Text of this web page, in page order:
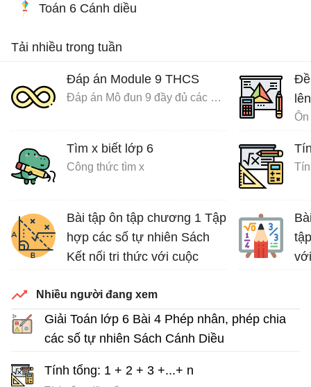
Toán 6 Cánh diều
Tải nhiều trong tuần
Đáp án Module 9 THCS
Đáp án Mô đun 9 đầy đủ các môn
Tìm x biết lớp 6
Công thức tìm x
Bài tập ôn tập chương 1 Tập
hợp các số tự nhiên Sách
Kết nối tri thức với cuộc
Đề
Nhiều người đang xem
Giải Toán lớp 6 Bài 4 Phép nhân, phép chia
các số tự nhiên Sách Cánh Diều
Tính tổng: 1 + 2 + 3 +...+ n